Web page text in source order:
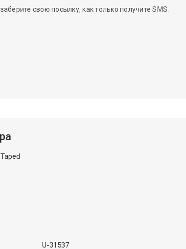
свою посылку, как только получите SMS.
U-31537